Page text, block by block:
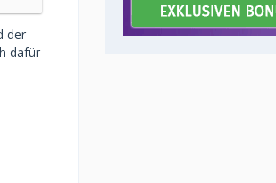
der
dafür